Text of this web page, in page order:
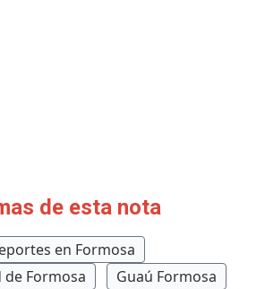
de esta nota
en Formosa
Formosa
Guaú Formosa